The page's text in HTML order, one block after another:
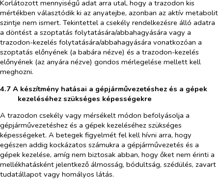
Korlátozott mennyiségű adat arra utal, hogy a trazodon kis
mértékben választódik ki az anyatejbe, azonban az aktív metabolit
szintje nem ismert. Tekintettel a csekély rendelkezésre álló adatra
a döntést a szoptatás folytatására/abbahagyására vagy a
trazodon-kezelés folytatására/abbahagyására vonatkozóan a
szoptatás előnyének (a babára nézve) és a trazodon-kezelés
előnyének (az anyára nézve) gondos mérlegelése mellett kell
meghozni.
4.7 A készítmény hatásai a gépjárművezetéshez és a gépek
kezeléséhez szükséges képességekre
A trazodon csekély vagy mérsékelt módon befolyásolja a
gépjárművezetéshez és a gépek kezeléséhez szükséges
képességeket. A betegek figyelmét fel kell hívni arra, hogy
egészen addig kockázatos számukra a gépjárművezetés és a
gépek kezelése, amíg nem biztosak abban, hogy őket nem érinti a
mellékhatásként jelentkező álmosság, bódultság, szédülés, zavart
tudatállapot vagy homályos látás.